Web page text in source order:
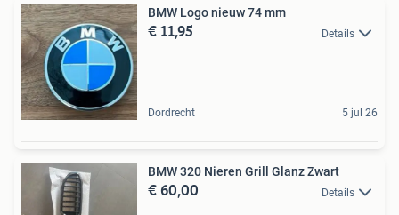
BMW Logo nieuw 74 mm
€ 11,95 Details
Dordrecht 5 jul 26
BMW 320 Nieren Grill Glanz Zwart
€ 60,00 Details